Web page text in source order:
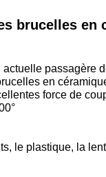
brucelles en
passagère
en
force de
le plastique, la